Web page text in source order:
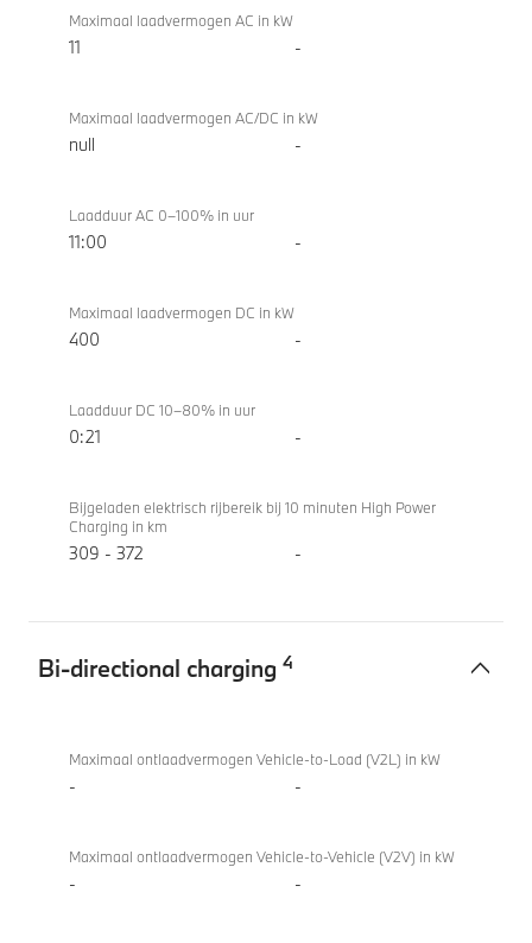
Maximaal laadvermogen AC in kW
11 -
Maximaal laadvermogen AC/DC in kW
null -
Laadduur AC 0–100% in uur
11:00 -
Maximaal laadvermogen DC in kW
400 -
Laadduur DC 10–80% in uur
0:21 -
Bijgeladen elektrisch rijbereik bij 10 minuten High Power
Charging in km
309 - 372 -
Bi-directional charging 4
directional
charging
iX3 50
xDrive
Maximaal ontlaadvermogen Vehicle-to-Load (V2L) in kW
- -
Maximaal ontlaadvermogen Vehicle-to-Vehicle (V2V) in kW
- -